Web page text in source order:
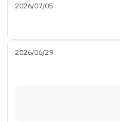
2026/07/05
2026/06/29